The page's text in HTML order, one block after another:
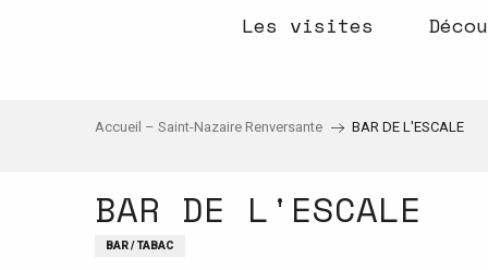
Les visites
Accueil – Saint-Nazaire Renversante BAR DE L'ESCALE
BAR DE L'ESCALE
BAR / TABAC